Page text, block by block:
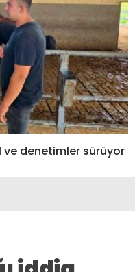
ve denetimler sürüyor